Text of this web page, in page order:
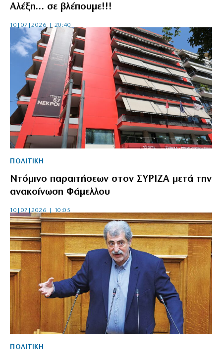
Αλέξη… σε βλέπουμε!!!
10|07|2026 | 20:40
ΠΟΛΙΤΙΚΗ
Ντόμινο παραιτήσεων στον ΣΥΡΙΖΑ μετά την
ανακοίνωση Φάμελλου
10|07|2026 | 10:05
ΠΟΛΙΤΙΚΗ